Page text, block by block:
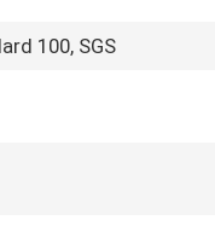
100, SGS